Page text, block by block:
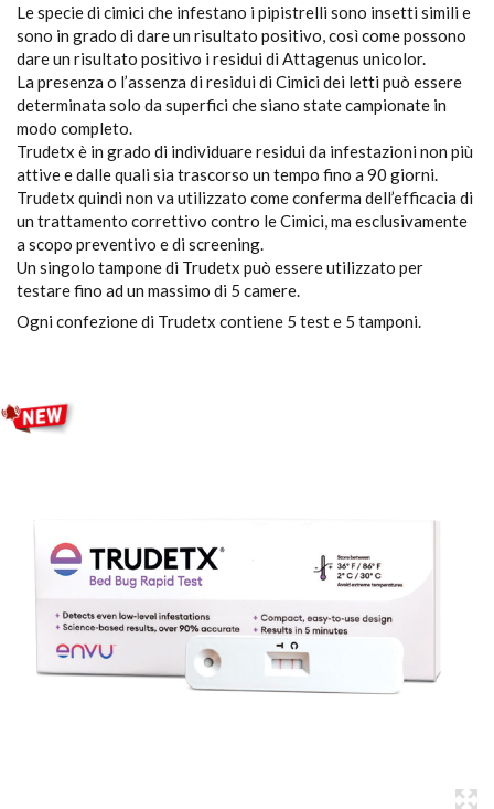
Le specie di cimici che infestano i pipistrelli sono insetti simili e
sono in grado di dare un risultato positivo, così come possono
dare un risultato positivo i residui di Attagenus unicolor.
La presenza o l’assenza di residui di Cimici dei letti può essere
determinata solo da superfici che siano state campionate in
modo completo.
Trudetx è in grado di individuare residui da infestazioni non più
attive e dalle quali sia trascorso un tempo fino a 90 giorni.
Trudetx quindi non va utilizzato come conferma dell’efficacia di
un trattamento correttivo contro le Cimici, ma esclusivamente
a scopo preventivo e di screening.
Un singolo tampone di Trudetx può essere utilizzato per
testare fino ad un massimo di 5 camere.
Ogni confezione di Trudetx contiene 5 test e 5 tamponi.